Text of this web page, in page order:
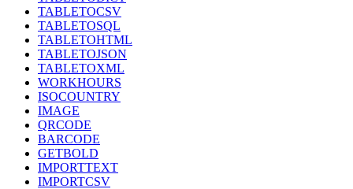
TABLETOCSV
TABLETOSQL
TABLETOHTML
TABLETOJSON
TABLETOXML
WORKHOURS
ISOCOUNTRY
IMAGE
QRCODE
BARCODE
GETBOLD
IMPORTTEXT
IMPORTCSV